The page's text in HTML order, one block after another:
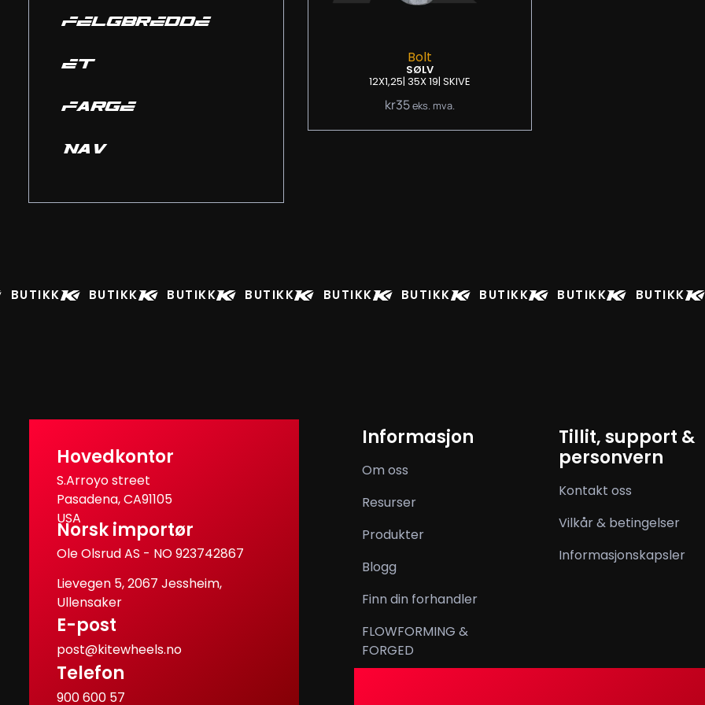
FELGBREDDE
ET
FARGE
NAV
Bolt
SØLV
12X1,25| 35X 19| SKIVE
kr35eks. mva.
BUTIKK BUTIKK BUTIKK BUTIKK BUTIKK BUTIKK BUTIKK BUTIKK BUTIKK
Hovedkontor
S.Arroyo street
Pasadena, CA91105
USA
Norsk importør
Ole Olsrud AS - NO 923742867
Lievegen 5, 2067 Jessheim,
Ullensaker
E-post
post@kitewheels.no
Telefon
900 600 57
Informasjon
Om oss
Resurser
Produkter
Blogg
Finn din forhandler
FLOWFORMING &
FORGED
Tillit, support &
personvern
Kontakt oss
Vilkår & betingelser
Informasjonskapsler